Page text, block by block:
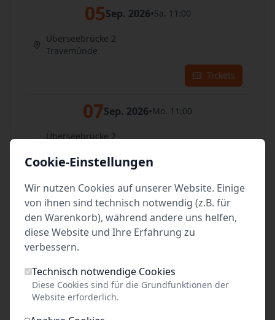
05Sep. 2026•Sa. 11:00
Überseebrücke 2
Travemünde
Tickets
07Sep. 2026•Mo. 11:00
Überseebrücke 2
08Sep. 2026•Di. 11:00
Überseebrücke 2
Travemünde
09
Cookie-Einstellungen
Wir nutzen Cookies auf unserer Website. Einige
von ihnen sind technisch notwendig (z.B. für
den Warenkorb), während andere uns helfen,
diese Website und Ihre Erfahrung zu
verbessern.
Technisch notwendige Cookies
Diese Cookies sind für die Grundfunktionen der
Website erforderlich.